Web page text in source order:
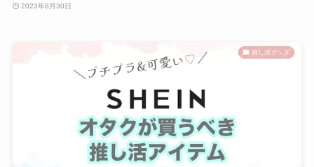
2023年8月30日
推し活グッズ